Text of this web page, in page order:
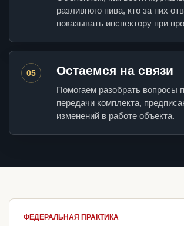
разливного пива, кто за них
показывать инспектору при
05 Остаемся на связи
Помогаем разобрать вопросы
передачи комплекта,
изменений в работе объекта.
ФЕДЕРАЛЬНАЯ ПРАКТИКА